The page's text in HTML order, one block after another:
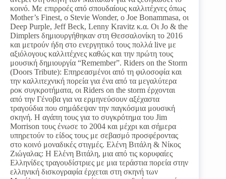
κοινό. Με επιρροές από σπουδαίους καλλιτέχνες όπως
Mother’s Finest, ο Stevie Wonder, o Joe Bonammasa, οι
Deep Purple, Jeff Beck, Lenny Kravitz κ.α. Οι Jo & the
Dimplers δημιουργήθηκαν στη Θεσσαλονίκη το 2016
και μετρούν ήδη στο ενεργητικό τους πολλά live με
αξιόλογους καλλιτέχνες καθώς και την πρώτη τους
μουσική δημιουργία “Remember”. Riders on the Storm
(Doors Tribute): Επηρεασμένοι από τη φιλοσοφία και
την καλλιτεχνική πορεία για ένα από τα μεγαλύτερα
ροκ συγκροτήματα, οι Riders on the storm έρχονται
από την Γένοβα για να ερμηνεύσουν αξέχαστα
τραγούδια που σημάδεψαν την παγκόσμια μουσική
σκηνή. Η αγάπη τους για το συγκρότημα του Jim
Morrison τους ένωσε το 2004 και μέχρι και σήμερα
υπηρετούν το είδος τους με σεβασμό προσφέροντας
στο κοινό μοναδικές στιγμές. Ελένη Βιτάλη & Νίκος
Ζιώγαλας: Η Ελένη Βιτάλη, μια από τις κορυφαίες
Ελληνίδες τραγουδίστριες με μια τεράστια πορεία στην
ελληνική δισκογραφία έρχεται στη σκηνή των